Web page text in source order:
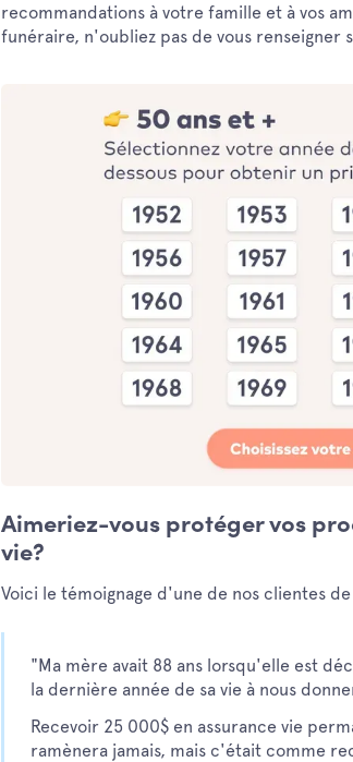
recommandations à votre famille et à vos
funéraire, n'oubliez pas de vous renseigner
Aimeriez-vous protéger vos
vie?
Voici le témoignage d'une de nos clientes
"Ma mère avait 88 ans lorsqu'elle est
la dernière année de sa vie à nous
Recevoir 25 000$ en assurance vie
ramènera jamais, mais c'était comme